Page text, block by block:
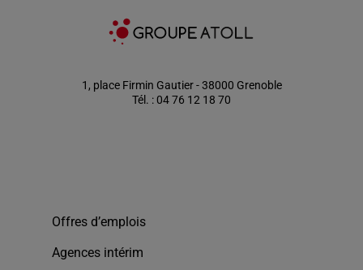
1, place Firmin Gautier - 38000 Grenoble
Tél. : 04 76 12 18 70
Offres d’emplois
Agences intérim